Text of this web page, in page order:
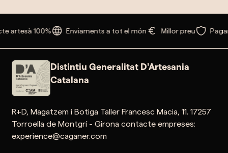
artesà 100% Enviaments a tot el món Millor preu
Distintiu Generalitat D'Artesania
Catalana
R+D, Magatzem i Botiga Taller Francesc Macia, 11. 17257
Torroella de Montgrí - Girona contacte empreses:
experience@caganer.com